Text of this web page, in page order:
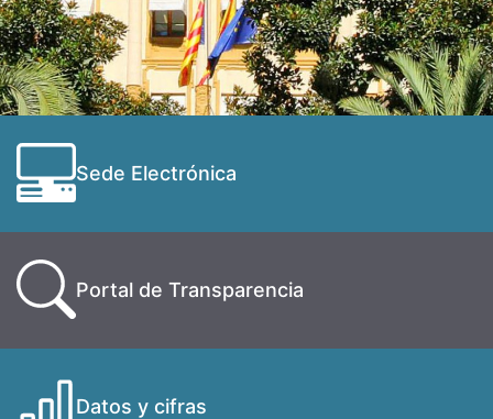
Sede Electrónica
Portal de Transparencia
Datos y cifras